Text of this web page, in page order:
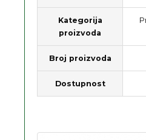
Kategorija
proizvoda
Broj proizvoda
Dostupnost